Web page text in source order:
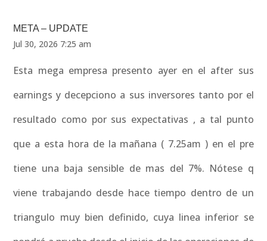
META – UPDATE
Jul 30, 2026 7:25 am
Esta mega empresa presento ayer en el after sus
earnings y decepciono a sus inversores tanto por el
resultado como por sus expectativas , a tal punto
que a esta hora de la mañana ( 7.25am ) en el pre
tiene una baja sensible de mas del 7%. Nótese q
viene trabajando desde hace tiempo dentro de un
triangulo muy bien definido, cuya linea inferior se